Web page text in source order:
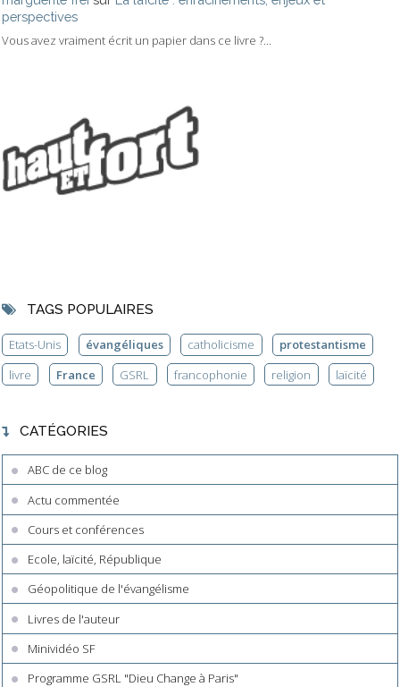
perspectives
Vous avez vraiment écrit un papier dans ce livre ?...
TAGS POPULAIRES
Etats-Unis évangéliques catholicisme
protestantisme
livre
France GSRL francophonie religion laïcité
CATÉGORIES
ABC de ce blog
Actu commentée
Cours et conférences
Ecole, laïcité, République
Géopolitique de l'évangélisme
Livres de l'auteur
Minividéo SF
Programme GSRL "Dieu Change à Paris"